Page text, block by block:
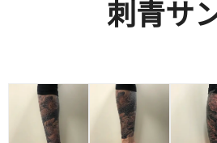
刺青サ